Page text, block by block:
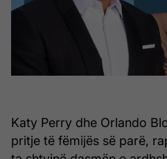
Katy Perry dhe Orlando
pritje të fëmijës së parë,